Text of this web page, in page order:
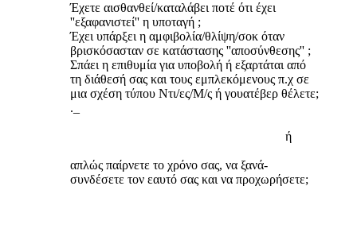
Έχετε αισθανθεί/καταλάβει ποτέ ότι έχει
''εξαφανιστεί'' η υποταγή ;
Έχει υπάρξει η αμφιβολία/θλίψη/σοκ όταν
βρισκόσασταν σε κατάστασης ''αποσύνθεσης'' ;
Σπάει η επιθυμία για υποβολή ή εξαρτάται από
τη διάθεσή σας και τους εμπλεκόμενους π.χ σε
μια σχέση τύπου Ντι/ες/Μ/ς ή γουατέβερ θέλετε;
._
ή​
απλώς παίρνετε το χρόνο σας, να ξανά-
συνδέσετε τον εαυτό σας και να προχωρήσετε;